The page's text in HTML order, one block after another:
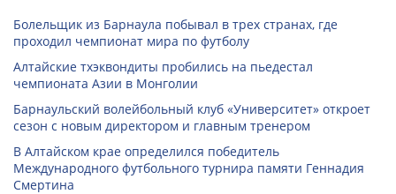
Болельщик из Барнаула побывал в трех странах, где
проходил чемпионат мира по футболу
Алтайские тхэквондиты пробились на пьедестал
чемпионата Азии в Монголии
Барнаульский волейбольный клуб «Университет» откроет
сезон с новым директором и главным тренером
В Алтайском крае определился победитель
Международного футбольного турнира памяти Геннадия
Смертина